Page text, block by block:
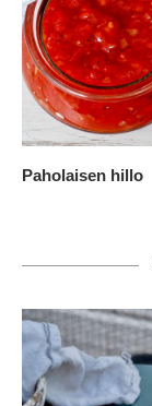
Paholaisen hillo